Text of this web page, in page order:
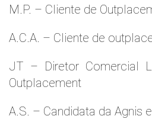
M.P. – Cliente de
A.C.A. – Cliente de
JT – Diretor Comercial
Outplacement
A.S. – Candidata da Agnis